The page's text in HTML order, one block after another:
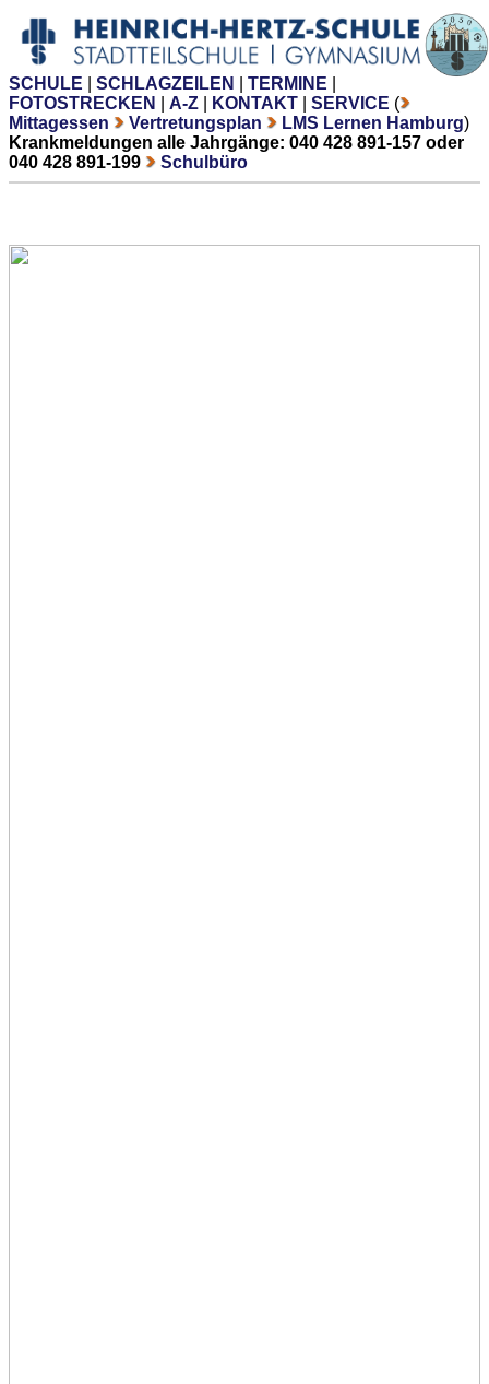
SCHULE SCHLAGZEILEN TERMINE
FOTOSTRECKEN
A-Z KONTAKT SERVICE (
Mittagessen
Vertretungsplan LMS Lernen Hamburg)
Krankmeldungen alle Jahrgänge: 040 428 891-157 oder
040 428 891-199
Schulbüro